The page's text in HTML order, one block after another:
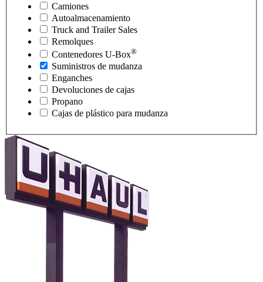
Camiones
Autoalmacenamiento
Truck and Trailer Sales
Remolques
Contenedores U-Box®
Suministros de mudanza
Enganches
Devoluciones de cajas
Propano
Cajas de plástico para mudanza